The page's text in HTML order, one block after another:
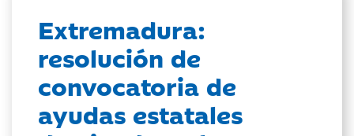
Extremadura:
resolución de
convocatoria de
ayudas estatales